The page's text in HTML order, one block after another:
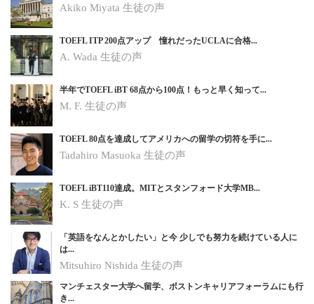
Akiko Miyata 生徒の声
TOEFL ITP 200点アップ 憧れだったUCLAに合格...
A. Wada 生徒の声
半年でTOEFL iBT 68点から100点！もっと早く知って...
M. F. 生徒の声
TOEFL 80点を達成してアメリカへの留学の切符を手に...
Tadahiro Masuoka 生徒の声
TOEFL iBT110達成。MITとスタンフォード大学MB...
K. S 生徒の声
「英語をなんとかしたい」と今 少しでも努力を続けている人に
は...
Mitsuhiro Nishida 生徒の声
マンチェスター大学へ留学、ボストンキャリアフォーラムにも行
き...